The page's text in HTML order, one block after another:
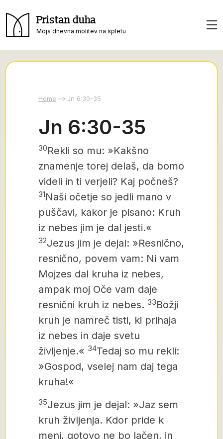
Pristan duha
Moja dnevna molitev na spletu
Home Jn 6:30-35
Jn 6:30-35
30Rekli so mu: »Kakšno
znamenje torej delaš, da bomo
videli in ti verjeli? Kaj počneš?
31Naši očetje so jedli mano v
puščavi, kakor je pisano: Kruh
iz nebes jim je dal jesti.«
32Jezus jim je dejal: »Resnično,
resnično, povem vam: Ni vam
Mojzes dal kruha iz nebes,
ampak moj Oče vam daje
resnični kruh iz nebes. 33Božji
kruh je namreč tisti, ki prihaja
iz nebes in daje svetu
življenje.« 34Tedaj so mu rekli:
»Gospod, vselej nam daj tega
kruha!«
35Jezus jim je dejal: »Jaz sem
kruh življenja. Kdor pride k
meni, gotovo ne bo lačen, in